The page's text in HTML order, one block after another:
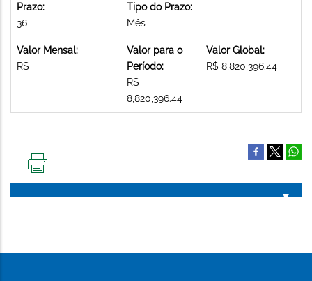
Prazo:
36
Tipo do Prazo:
Mês
Valor Mensal:
R$
Valor para o
Período:
R$
8,820,396.44
Valor Global:
R$ 8,820,396.44
PÁGINA